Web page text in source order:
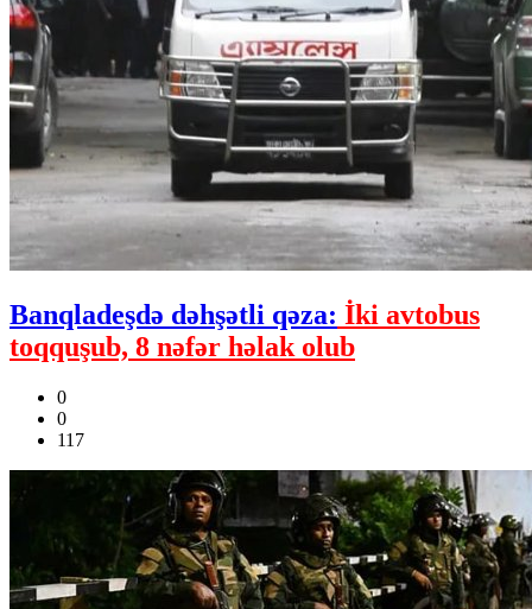
Banqladeşdə dəhşətli qəza: İki avtobus
toqquşub, 8 nəfər həlak olub
0
0
117